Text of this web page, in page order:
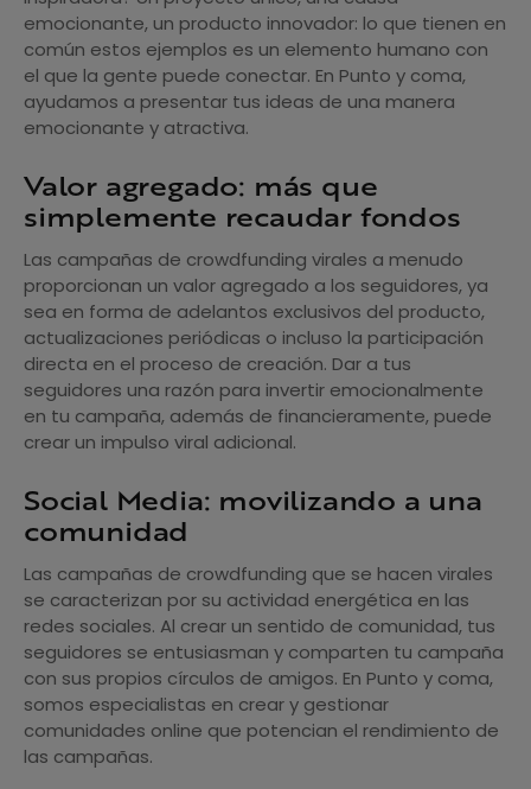
emocionante, un producto innovador: lo que tienen en
común estos ejemplos es un elemento humano con
el que la gente puede conectar. En Punto y coma,
ayudamos a presentar tus ideas de una manera
emocionante y atractiva.
Valor agregado: más que
simplemente recaudar fondos
Las campañas de crowdfunding virales a menudo
proporcionan un valor agregado a los seguidores, ya
sea en forma de adelantos exclusivos del producto,
actualizaciones periódicas o incluso la participación
directa en el proceso de creación. Dar a tus
seguidores una razón para invertir emocionalmente
en tu campaña, además de financieramente, puede
crear un impulso viral adicional.
Social Media: movilizando a una
comunidad
Las campañas de crowdfunding que se hacen virales
se caracterizan por su actividad energética en las
redes sociales. Al crear un sentido de comunidad, tus
seguidores se entusiasman y comparten tu campaña
con sus propios círculos de amigos. En Punto y coma,
somos especialistas en crear y gestionar
comunidades online que potencian el rendimiento de
las campañas.